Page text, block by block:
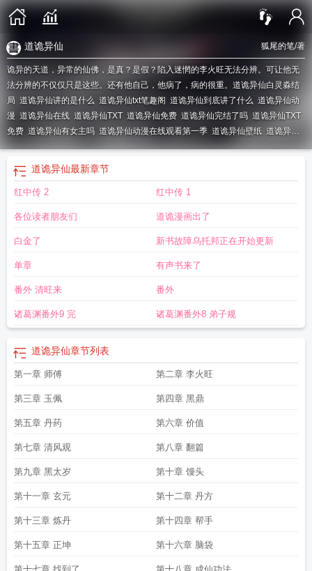
狐尾的笔/著
道诡异仙
诡异的天道，异常的仙佛，是真？是假？陷入迷惘的李火旺无法分辨。可让他无
法分辨的不仅仅只是这些。还有他自己，他病了，病的很重。 道诡异仙白灵淼结
局 道诡异仙讲的是什么 道诡异仙txt笔趣阁 道诡异仙到底讲了什么 道诡异仙动
漫 道诡异仙在线 道诡异仙TXT 道诡异仙免费 道诡异仙完结了吗 道诡异仙TXT
免费 道诡异仙有女主吗 道诡异仙动漫在线观看第一季 道诡异仙壁纸 道诡异仙
图片道诡异仙笔趣阁道诡异仙到底讲的什么道诡异仙哪个是真实世界
仙免费听书 道诡异仙txt全本
阁 道诡异仙是什么类型的
诡异仙全本TXT
道诡异仙白灵淼结局是什么
边的世界才是真的
道诡异仙笔趣阁无弹窗
文道诡异仙 漫画 道诡异仙动漫免费观看道诡异仙免费阅读
看道诡异仙诸葛渊 道诡异仙动漫免费观看全集道诡异仙多少字
诡异仙漫画在线观看完整版免费
道诡异仙漫画
仙有声道诡异仙无删减免费阅读 道诡异仙全文免费阅读道诡异仙在哪个平
台道诡异仙简介道诡异仙游戏道诡异仙在哪里看
道诡异仙最新章节
红中传 2 红中传 1
各位读者朋友们 道诡漫画出了
白金了 新书故障乌托邦正在开始更新
单章 有声书来了
番外 清旺来 番外
诸葛渊番外9 完 诸葛渊番外8 弟子规
道诡异仙章节列表
第一章 师傅 第二章 李火旺
第三章 玉佩 第四章 黑鼎
第五章 丹药 第六章 价值
第七章 清风观 第八章 翻篇
第九章 黑太岁 第十章 馒头
第十一章 玄元 第十二章 丹方
第十三章 炼丹 第十四章 帮手
第十五章 正坤 第十六章 脑袋